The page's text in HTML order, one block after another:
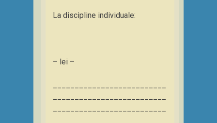
La discipline individuale:
– lei –